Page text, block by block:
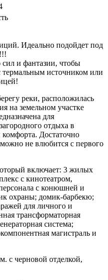
Идеально подойдет под
и фантазии, чтобы
термальным источником или
реки, расположилась
на земельном участке
для
отдыха в
Достаточно
не влюбится с первого
включает: 3 жилых
с кинотеатром,
с конюшней и
охраны; домик-барбекю;
для личного и
трансформаторная
система;
магистраль и
с черновой отделкой,